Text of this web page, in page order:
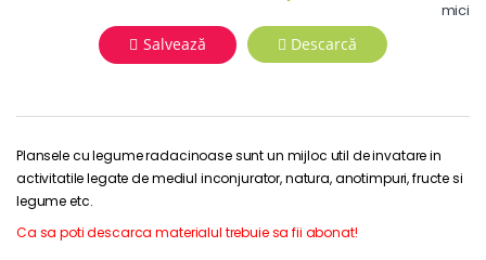
mici
Salvează Descarcă
Plansele cu legume radacinoase sunt un mijloc util de invatare in
activitatile legate de mediul inconjurator, natura, anotimpuri, fructe si
legume etc.
Ca sa poti descarca materialul trebuie sa fii abonat!